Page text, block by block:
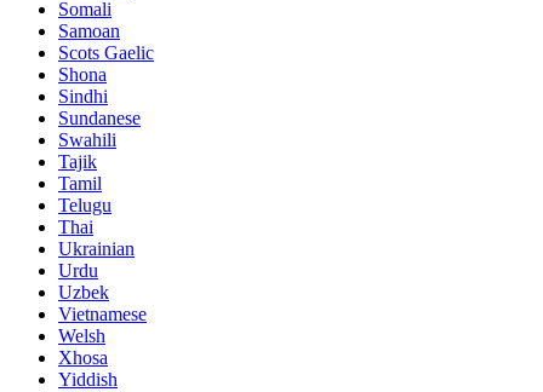
Somali
Samoan
Scots Gaelic
Shona
Sindhi
Sundanese
Swahili
Tajik
Tamil
Telugu
Thai
Ukrainian
Urdu
Uzbek
Vietnamese
Welsh
Xhosa
Yiddish